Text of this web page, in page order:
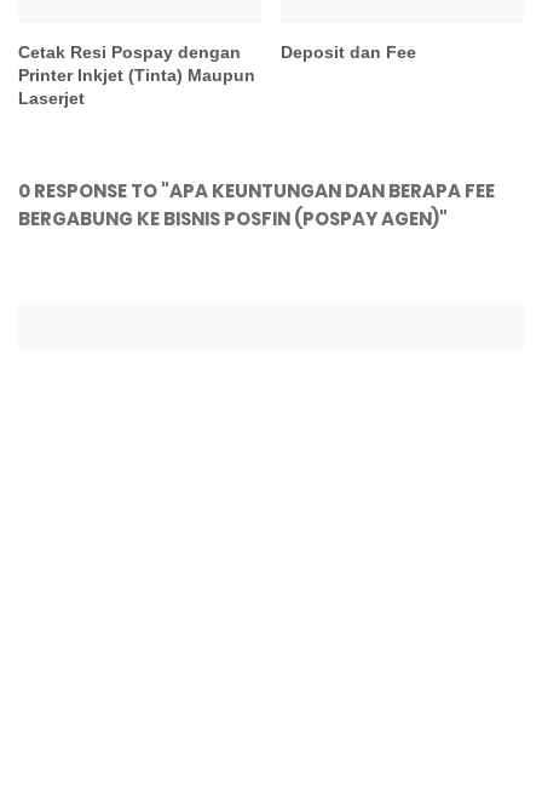
Cetak Resi Pospay dengan
Printer Inkjet (Tinta) Maupun
Laserjet
Deposit dan Fee
0 RESPONSE TO "APA KEUNTUNGAN DAN BERAPA FEE
BERGABUNG KE BISNIS POSFIN (POSPAY AGEN)"